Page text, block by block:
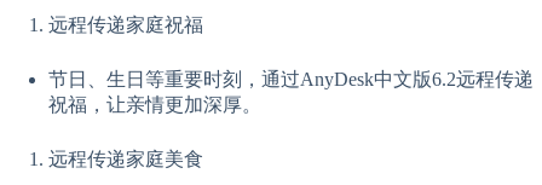
远程传递家庭祝福
节日、生日等重要时刻，通过AnyDesk中文版6.2远程传递
祝福，让亲情更加深厚。
远程传递家庭美食